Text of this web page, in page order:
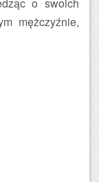
mężczyźnie,